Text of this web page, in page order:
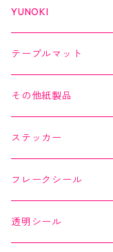
螺鈿
乙女懐紙
Kaishi de saison
よもやまペーパー
縁起どうぶつ懐紙
Okashi na Kaishi
よもやまペーパー
マスキングテープ
マスキングシール
ちぎり絵カード
YUNOKI
マスキングテープ
メッセージカード
テーブルマット
その他紙製品
よもやまペーパー
ちぎり絵カード
ステッカー
フレークシール
透明シール